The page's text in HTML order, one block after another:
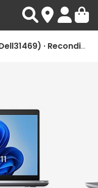
Dell Latitude 5410 (Dell31469) · Reconditionné